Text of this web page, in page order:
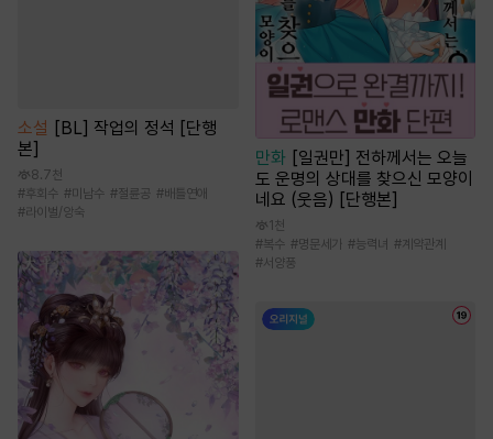
소설 [BL] 작업의 정석 [단행
본]
8.7천
#후회수 #미남수 #절륜공 #배틀연애
#라이벌/앙숙
만화 [일권만] 전하께서는 오늘
도 운명의 상대를 찾으신 모양이
네요 (웃음) [단행본]
1천
#복수 #명문세가 #능력녀 #계약관계
#서양풍